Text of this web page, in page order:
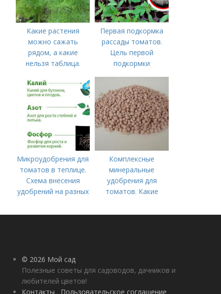
Какие растения
можно сажать
рядом, а какие
нельзя таблица.
Первая подкормка
рассады томатов.
Цель первой
подкормки
Микроудобрения для
томатов в теплице.
Схема внесения
удобрений на разных
помидоров
Комплексные
минеральные
удобрения для
томатов. Какие
используются для
© 2026 Мой сад
Полезные советы для садоводов, дачников и
любителей цветов!
Контакты
Пользовательское соглашение